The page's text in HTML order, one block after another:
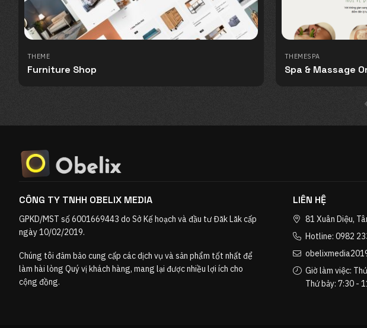
THEME
Furniture Shop
THEMESPA
Spa & Massage
CÔNG TY TNHH OBELIX MEDIA
GPKD/MST số 6001669443 do Sở Kế hoạch và đầu tư Đăk Lăk cấp
ngày 10/02/2019.
Chúng tôi đảm bảo cung cấp các dịch vụ và sản phẩm tốt nhất để
làm hài lòng Quý vị khách hàng, mang lại được nhiều lợi ích cho
cộng đồng.
LIÊN HỆ
81 Xuân Diệu,
Hotline: 0982
Giờ làm việc:
Thứ bảy: 7:30 -